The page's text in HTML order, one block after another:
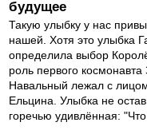
будущее
Такую улыбку у нас
нашей. Хотя это улыбка
определила выбор
роль первого
Навальный лежал с
Ельцина. Улыбка не
горечью удивлённая: